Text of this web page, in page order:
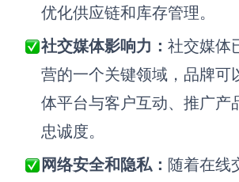
优化供应链和库存管理。
社交媒体影响力： 社交媒体
营的一个关键领域，品牌可
体平台与客户互动、推广产
忠诚度。
网络安全和隐私： 随着在线